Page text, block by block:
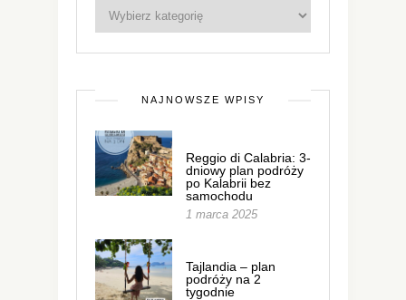
NAJNOWSZE WPISY
Reggio di Calabria: 3-
dniowy plan podróży
po Kalabrii bez
samochodu
1 marca 2025
Tajlandia – plan
podróży na 2
tygodnie